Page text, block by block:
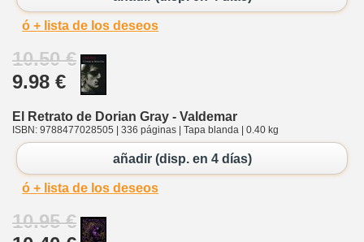
ó + lista de los deseos
10.50 €
9.98 €
El Retrato de Dorian Gray - Valdemar
ISBN: 9788477028505 | 336 páginas | Tapa blanda | 0.40 kg
añadir (disp. en 4 días)
ó + lista de los deseos
10.95 €